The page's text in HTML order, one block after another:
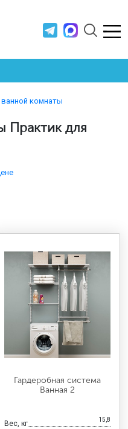
МЕБЕЛЬ
комнаты
Практик для
Гардеробная система
Ванная 2
Вес, кг 15,8